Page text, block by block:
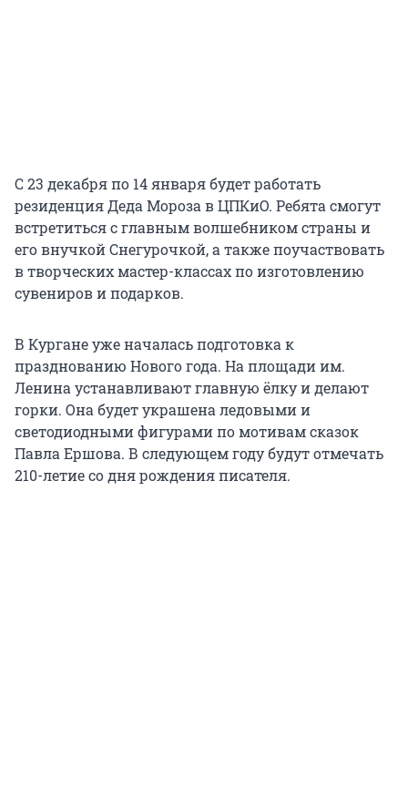
С 23 декабря по 14 января будет работать
резиденция Деда Мороза в ЦПКиО. Ребята смогут
встретиться с главным волшебником страны и
его внучкой Снегурочкой, а также поучаствовать
в творческих мастер-классах по изготовлению
сувениров и подарков.
В Кургане уже началась подготовка к
празднованию Нового года. На площади им.
Ленина устанавливают главную ёлку и делают
горки. Она будет украшена ледовыми и
светодиодными фигурами по мотивам сказок
Павла Ершова. В следующем году будут отмечать
210-летие со дня рождения писателя.